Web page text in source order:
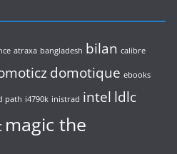
atraxa bangladesh bilan calibre
domotique ebooks
path i4790k inistrad intel ldlc
magic the